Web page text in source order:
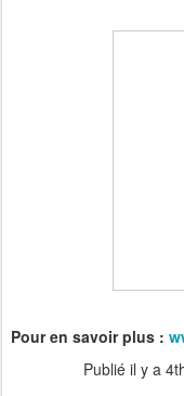
Pour en savoir plus :
Publié il y a